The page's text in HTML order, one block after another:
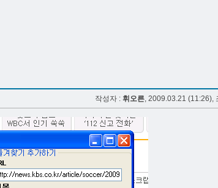
작성자 : 휘오른, 2009.03.21 (11:26),